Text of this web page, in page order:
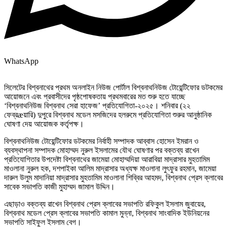
WhatsApp
সিলেটের বিশ্বনাথের প্রথম অনলাইন নিউজ পোর্টাল বিশ্বনাথনিউজ টোয়েন্টিফোর ডটকমের
আয়োজনে এবং প্রবাসীদের পৃষ্ঠপোষকতায় প্রথমবারের মত শুরু হতে যাচ্ছে
‘বিশ্বনাথনিউজ বিশ্বনাথ সেরা হাফেজ’ প্রতিযোগিতা-২০২৫। শনিবার (২২
ফেব্রæয়ারি) দুপুরে বিশ্বনাথ মডেল মসজিদের হলরুমে প্রতিযোগিতা শুরুর আনুষ্ঠানিক
ঘোষণা দেয় আয়োজক কর্তৃপক্ষ।
বিশ্বনাথনিউজ টোয়েন্টিফোর ডটকমের নির্বাহী সম্পাদক আব্বাস হোসেন ইমরান ও
ব্যবস্থাপনা সম্পাদক মোহাম্মদ নুরুল ইসলামের যৌথ ঘোষণার পর বক্তব্য রাখেন
প্রতিযোগিতার উপদেষ্টা বিশ্বনাথের জামেয়া মোহাম্মদিয়া আরাবিয়া মাদ্রাসার মুহতামিম
মাওলানা নুরুল হক, দশপাইকা আলিম মাদ্রাসার অধ্যক্ষ মাওলানা লুৎফুর রহমান, জামেয়া
দারুল উলুম মাদানিয়া মাদ্রাসার মুহতামিম মাওলানা শিব্বির আহমদ, বিশ্বনাথ প্রেস ক্লাবের
সাবেক সভাপতি কাজী মুহাম্মদ জামাল উদ্দিন।
এছাড়াও বক্তব্য রাখেন বিশ্বনাথ প্রেস ক্লাবের সভাপতি রফিকুল ইসলাম জুবায়ের,
বিশ্বনাথ মডেল প্রেস ক্লাবের সভাপতি কামাল মুন্না, বিশ্বনাথ সাংবাদিক ইউনিয়নের
সভাপতি সাইফুল ইসলাম বেগ।